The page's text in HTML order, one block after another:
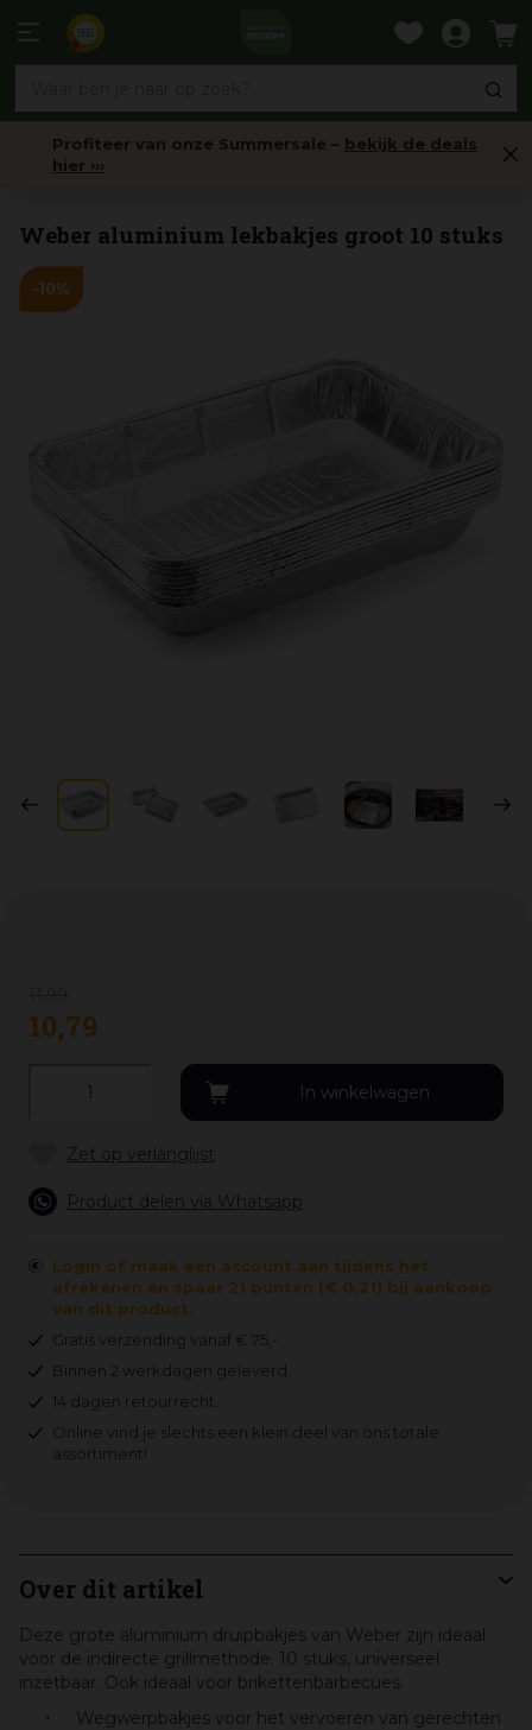
naar
Profiteer van onze Summersale – bekijk de deals
hier ›››
Weber aluminium lekbakjes groot 10 stuks
10,79
Product delen via Whatsapp
Login of maak een account aan tijdens het
afrekenen en spaar 21 punten (€ 0,21) bij aankoop
van dit product.
Gratis verzending vanaf € 75,-
Binnen 2 werkdagen geleverd.
14 dagen retourrecht.
Online vind je slechts een klein deel van ons totale
assortiment!
Over dit artikel
Deze grote aluminium druipbakjes van Weber zijn ideaal
voor de indirecte grillmethode. 10 stuks, universeel
inzetbaar. Ook ideaal voor brikettenbarbecues.
Wegwerpbakjes voor het vervoeren van gerechten